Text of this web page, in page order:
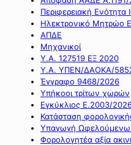
Περιφερειακή Ενότητα
Ηλεκτρονικό Μητρώο
ΑΠΔΕ
Μηχανικοί
Υ.Α. 127519 ΕΞ 2020
Υ.Α. ΥΠΕΝ/ΔΑΟΚΑ/
Έγγραφο 9468/2026
Υπήκοοι τρίτων χωρών
Εγκύκλιος Ε.2003/
Κατάσταση
Υπαγωγή
Φορολογητέα αξία